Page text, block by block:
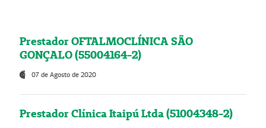
Prestador OFTALMOCLÍNICA SÃO
GONÇALO (55004164-2)
07 de Agosto de 2020
Prestador Clínica Itaipú Ltda (51004348-2)